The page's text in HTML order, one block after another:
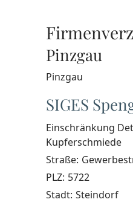
Pinzgau
Pinzgau
SIGES
Einschränkung
Kupferschmiede
Straße:
PLZ: 5722
Stadt: Steindorf